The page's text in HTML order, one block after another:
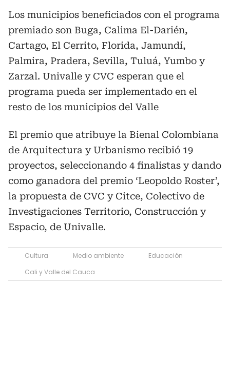
Los municipios beneficiados con el programa
premiado son Buga, Calima El-Darién,
Cartago, El Cerrito, Florida, Jamundí,
Palmira, Pradera, Sevilla, Tuluá, Yumbo y
Zarzal. Univalle y CVC esperan que el
programa pueda ser implementado en el
resto de los municipios del Valle
El premio que atribuye la Bienal Colombiana
de Arquitectura y Urbanismo recibió 19
proyectos, seleccionando 4 finalistas y dando
como ganadora del premio ‘Leopoldo Roster’,
la propuesta de CVC y Citce, Colectivo de
Investigaciones Territorio, Construcción y
Espacio, de Univalle.
Cultura Medio ambiente
Educación
Cali y Valle del Cauca